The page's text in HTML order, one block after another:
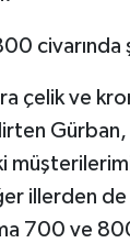
civarında
çelik ve
illerden de
700 ve